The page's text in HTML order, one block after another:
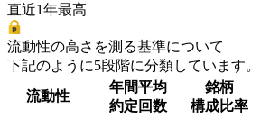
直近1年最高
流動性の高さを測る基準について
下記のように5段階に分類しています。
流動性
年間平均
約定回数
銘柄
構成比率